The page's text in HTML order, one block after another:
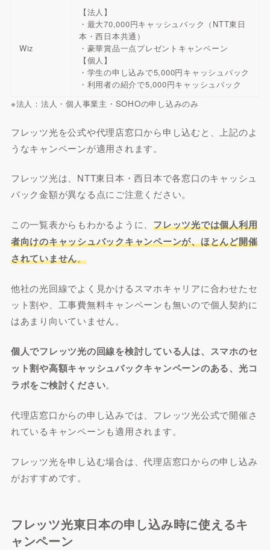
Wiz
【法人】
・最大70,000円キャッシュバック（NTT東日
本・西日本共通）
・豪華賞品一点プレゼントキャンペーン
【個人】
・学生の申し込みで5,000円キャッシュバック
・利用者の紹介で5,000円キャッシュバック
※法人：法人・個人事業主・SOHOの申し込みのみ
フレッツ光を公式や代理店窓口から申し込むと、上記のよ
うなキャンペーンが適用されます。
フレッツ光は、NTT東日本・西日本で各窓口のキャッシュ
バック金額が異なる点にご注意ください。
この一覧表からもわかるように、フレッツ光では個人利用
者向けのキャッシュバックキャンペーンが、ほとんど開催
されていません。
他社の光回線でよく見かけるスマホキャリアに合わせたセ
ット割や、工事費無料キャンペーンも無いので個人契約に
はあまり向いていません。
個人でフレッツ光の回線を検討している人は、スマホのセ
ット割や高額キャッシュバックキャンペーンのある、 光コ
ラボをご検討ください。
代理店窓口からの申し込みでは、フレッツ光公式で開催さ
れているキャンペーンも適用されます。
フレッツ光を申し込む場合は、代理店窓口からの申し込み
がおすすめです。
フレッツ光東日本の申し込み時に使えるキ
ャンペーン